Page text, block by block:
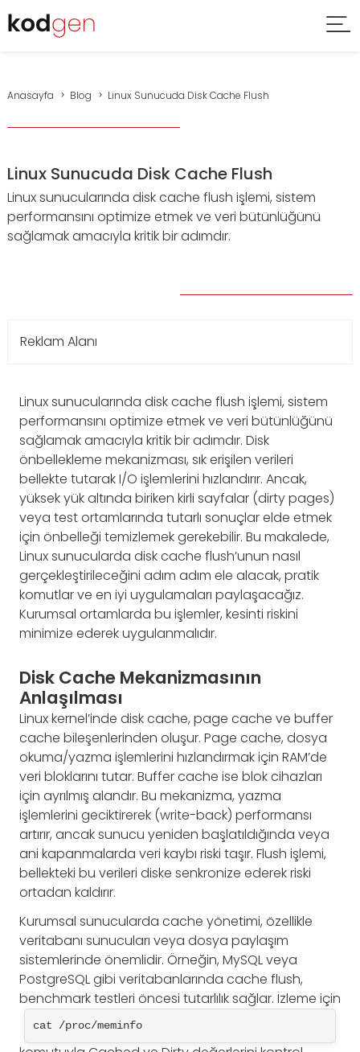
Anasayfa Blog Linux Sunucuda Disk Cache Flush
Linux Sunucuda Disk Cache Flush
Linux sunucularında disk cache flush işlemi, sistem
performansını optimize etmek ve veri bütünlüğünü
sağlamak amacıyla kritik bir adımdır.
Reklam Alanı
Linux sunucularında disk cache flush işlemi, sistem
performansını optimize etmek ve veri bütünlüğünü
sağlamak amacıyla kritik bir adımdır. Disk
önbellekleme mekanizması, sık erişilen verileri
bellekte tutarak I/O işlemlerini hızlandırır. Ancak,
yüksek yük altında biriken kirli sayfalar (dirty pages)
veya test ortamlarında tutarlı sonuçlar elde etmek
için önbelleği temizlemek gerekebilir. Bu makalede,
Linux sunucularda disk cache flush’unun nasıl
gerçekleştirileceğini adım adım ele alacak, pratik
komutlar ve en iyi uygulamaları paylaşacağız.
Kurumsal ortamlarda bu işlemler, kesinti riskini
minimize ederek uygulanmalıdır.
Disk Cache Mekanizmasının
Anlaşılması
Linux kernel’inde disk cache, page cache ve buffer
cache bileşenlerinden oluşur. Page cache, dosya
okuma/yazma işlemlerini hızlandırmak için RAM’de
veri bloklarını tutar. Buffer cache ise blok cihazları
için ayrılmış alandır. Bu mekanizma, yazma
işlemlerini geciktirerek (write-back) performansı
artırır, ancak sunucu yeniden başlatıldığında veya
ani kapanmalarda veri kaybı riski taşır. Flush işlemi,
bellekteki bu verileri diske senkronize ederek riski
ortadan kaldırır.
Kurumsal sunucularda cache yönetimi, özellikle
veritabanı sunucuları veya dosya paylaşım
sistemlerinde önemlidir. Örneğin, MySQL veya
PostgreSQL gibi veritabanlarında cache flush,
benchmark testleri öncesi tutarlılık sağlar. İzleme için
cat /proc/meminfo